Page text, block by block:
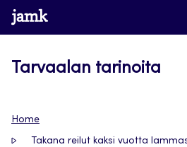
Siirry
suoraan
www.jamk.fi
Tarvaalan tarinoita
Home
Takana reilut kaksi vuotta